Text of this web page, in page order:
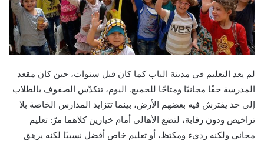
لم يعد التعليم في مدينة الباب كما كان قبل سنوات، حين كان مقعد
المدرسة حقًا مجانيًا ومتاحًا للجميع. اليوم، تتكدّس الصفوف بالطلاب
إلى حد يفترش فيه بعضهم الأرض، بينما تتزايد المدارس الخاصة بلا
تراخيص ودون رقابة، لتضع الأهالي أمام خيارين كلاهما مرّ: تعليم
مجاني ولكنه رديء ومكتظ، أو تعليم خاص أفضل نسبيًا لكنه يرهق